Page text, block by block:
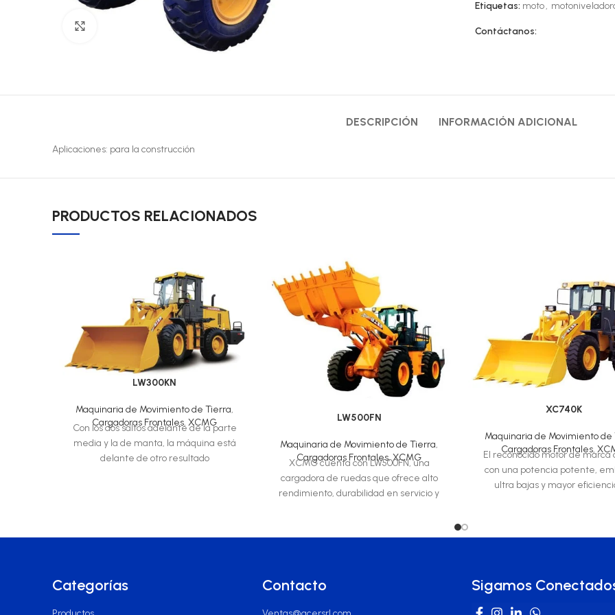
Etiquetas: moto,
Contáctanos:
DESCRIPCIÓN INFORMACIÓN ADICIONAL
Aplicaciones: para la construcción
PRODUCTOS RELACIONADOS
LW300KN
Maquinaria de Movimiento de Tierra,
Cargadoras Frontales, XCMG
Con los dos saltos adelante de la parte
media y la de manta, la máquina está
delante de otro resultado
LW500FN
Maquinaria de Movimiento de Tierra,
Cargadoras Frontales,XCMG
XCMG cuenta con LW500FN, una
cargadora de ruedas que ofrece alto
rendimiento, durabilidad en servicio y
XC740K
Maquinaria de Movimiento de
Cargadoras Frontales,
El reconocido motor de marca
con una potencia potente,
ultra bajas y mayor
Categorías Contacto Sigamos